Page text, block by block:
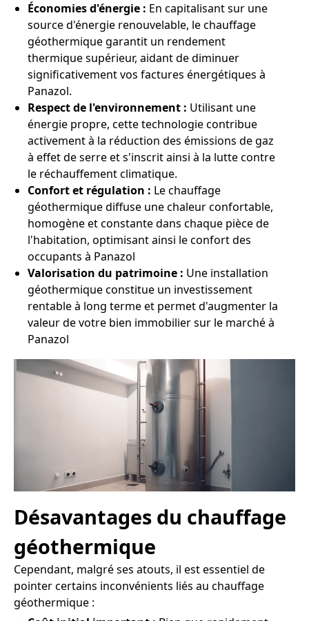
Économies d'énergie : En capitalisant sur une
source d'énergie renouvelable, le chauffage
géothermique garantit un rendement
thermique supérieur, aidant de diminuer
significativement vos factures énergétiques à
Panazol.
Respect de l'environnement : Utilisant une
énergie propre, cette technologie contribue
activement à la réduction des émissions de gaz
à effet de serre et s'inscrit ainsi à la lutte contre
le réchauffement climatique.
Confort et régulation : Le chauffage
géothermique diffuse une chaleur confortable,
homogène et constante dans chaque pièce de
l'habitation, optimisant ainsi le confort des
occupants à Panazol
Valorisation du patrimoine : Une installation
géothermique constitue un investissement
rentable à long terme et permet d'augmenter la
valeur de votre bien immobilier sur le marché à
Panazol
Désavantages du chauffage
géothermique
Cependant, malgré ses atouts, il est essentiel de
pointer certains inconvénients liés au chauffage
géothermique :